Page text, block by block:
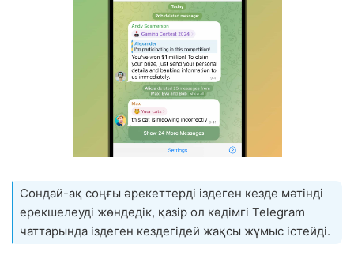
Сондай-ақ соңғы әрекеттерді іздеген кезде мәтінді
ерекшелеуді жөндедік, қазір ол кәдімгі Telegram
чаттарында іздеген кездегідей жақсы жұмыс істейді.